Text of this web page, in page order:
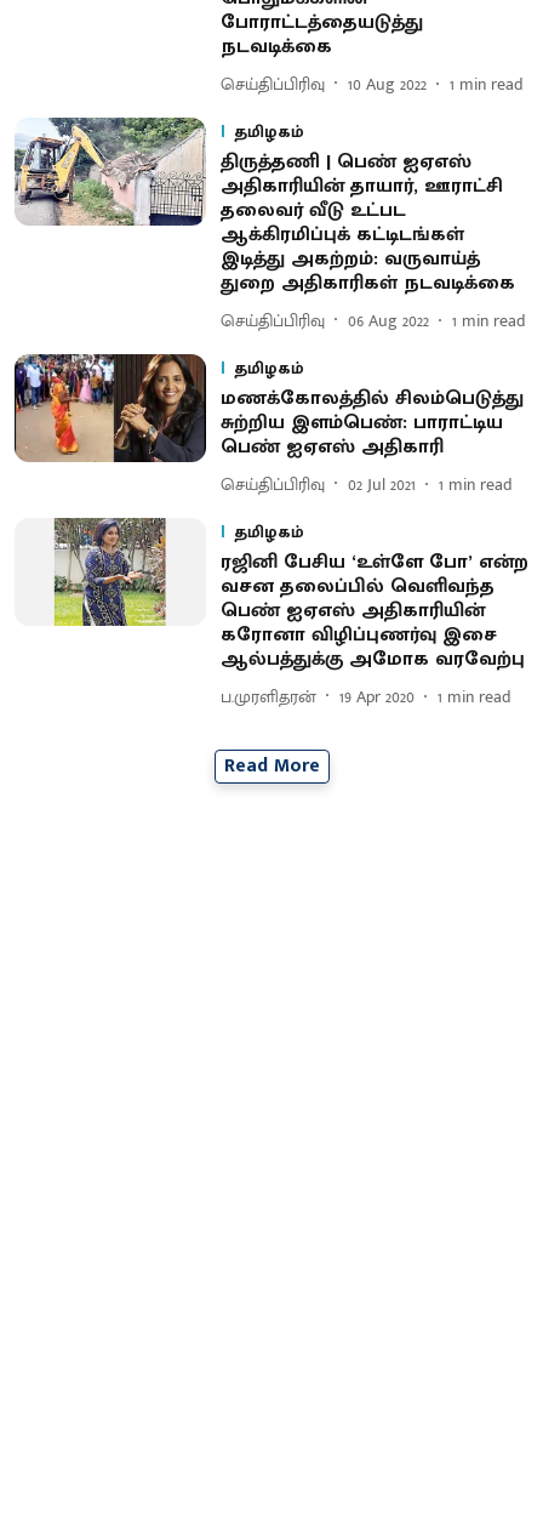
போராட்டத்தையடுத்து
நடவடிக்கை
செய்திப்பிரிவு 10 Aug 2022 1 min read
தமிழகம்
திருத்தணி | பெண் ஐஏஎஸ்
அதிகாரியின் தாயார், ஊராட்சி
தலைவர் வீடு உட்பட
ஆக்கிரமிப்புக் கட்டிடங்கள்
இடித்து அகற்றம்: வருவாய்த்
துறை அதிகாரிகள் நடவடிக்கை
செய்திப்பிரிவு 06 Aug 2022 1 min read
தமிழகம்
மணக்கோலத்தில் சிலம்பெடுத்து
சுற்றிய இளம்பெண்: பாராட்டிய
பெண் ஐஏஎஸ் அதிகாரி
செய்திப்பிரிவு 02 Jul 2021 1 min read
தமிழகம்
ரஜினி பேசிய ‘உள்ளே போ’ என்ற
வசன தலைப்பில் வெளிவந்த
பெண் ஐஏஎஸ் அதிகாரியின்
கரோனா விழிப்புணர்வு இசை
ஆல்பத்துக்கு அமோக வரவேற்பு
ப.முரளிதரன் 19 Apr 2020 1 min read
Read More